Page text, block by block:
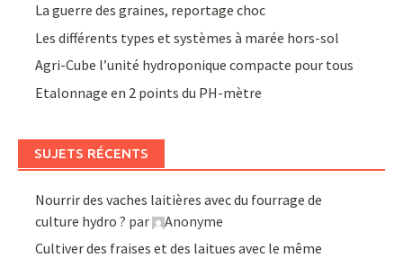
La guerre des graines, reportage choc
Les différents types et systèmes à marée hors-sol
Agri-Cube l’unité hydroponique compacte pour tous
Etalonnage en 2 points du PH-mètre
SUJETS RÉCENTS
Nourrir des vaches laitières avec du fourrage de
culture hydro ? par
Anonyme
Cultiver des fraises et des laitues avec le même